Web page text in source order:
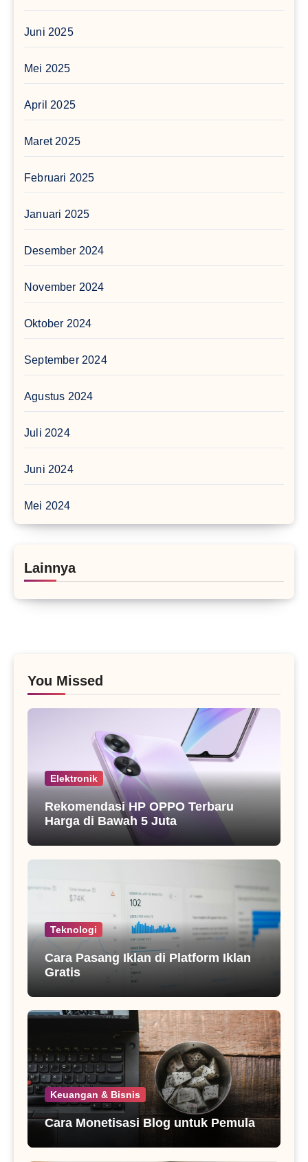
Juni 2025
Mei 2025
April 2025
Maret 2025
Februari 2025
Januari 2025
Desember 2024
November 2024
Oktober 2024
September 2024
Agustus 2024
Juli 2024
Juni 2024
Mei 2024
Lainnya
You Missed
Elektronik
Rekomendasi HP OPPO Terbaru
Harga di Bawah 5 Juta
Teknologi
Cara Pasang Iklan di Platform Iklan
Gratis
Keuangan & Bisnis
Cara Monetisasi Blog untuk Pemula